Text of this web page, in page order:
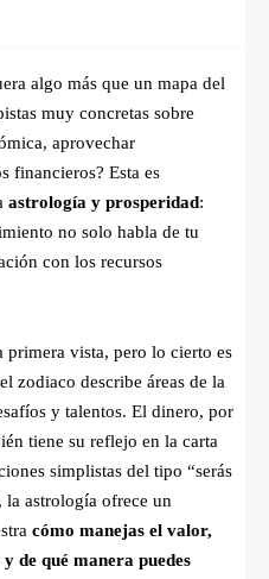
algo más que un mapa del
muy concretas sobre
aprovechar
financieros? Esta es
astrología y prosperidad:
no solo habla de tu
con los recursos
primera vista, pero lo cierto es
zodiaco describe áreas de la
y talentos. El dinero, por
tiene su reflejo en la carta
simplistas del tipo “serás
la astrología ofrece un
cómo manejas el valor,
de qué manera puedes